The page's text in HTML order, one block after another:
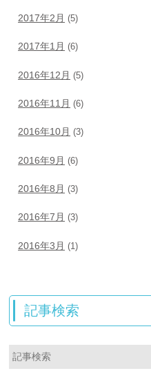
2017年2月 (5)
2017年1月 (6)
2016年12月 (5)
2016年11月 (6)
2016年10月 (3)
2016年9月 (6)
2016年8月 (3)
2016年7月 (3)
2016年3月 (1)
記事検索